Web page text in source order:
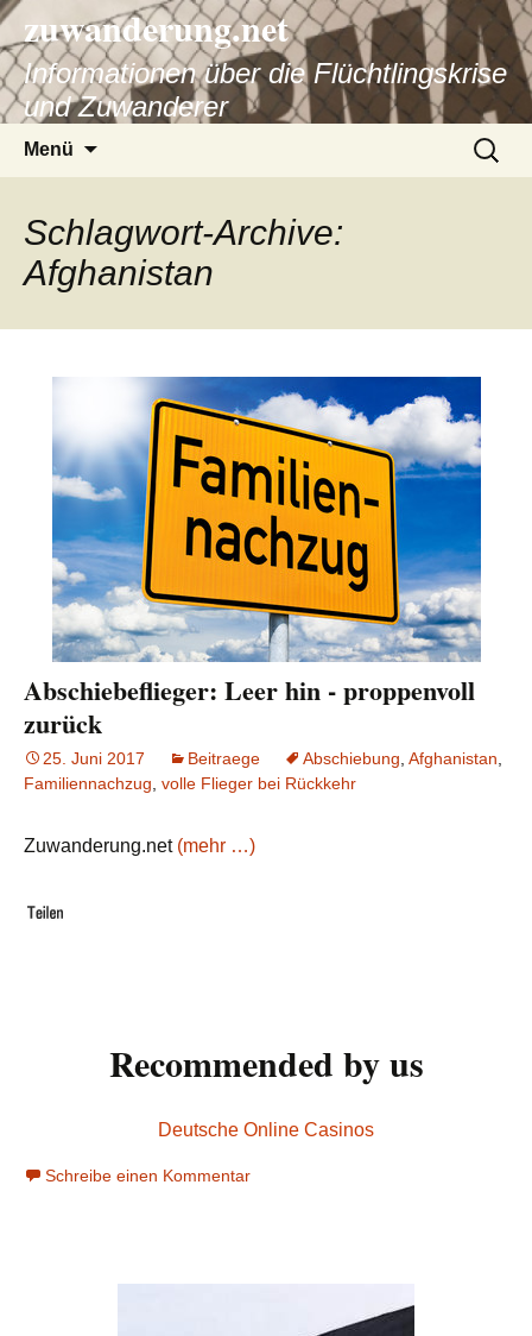
zuwanderung.net
Informationen über die Flüchtlingskrise
und Zuwanderer
Menü
Suche
nach:
Schlagwort-Archive:
Afghanistan
Abschiebeflieger: Leer hin - proppenvoll
zurück
25. Juni 2017 Beitraege Abschiebung Afghanistan
Familiennachzug volle Flieger bei Rückkehr
Zuwanderung.net (mehr …)
Recommended by us
Deutsche Online Casinos
Schreibe einen Kommentar